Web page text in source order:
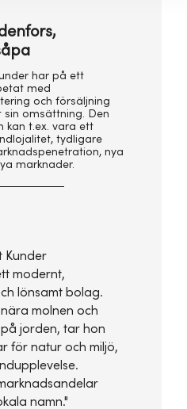
har på ett
med
och försäljning
omsättning. Den
kan t.ex. vara ett
tydligare
nya
marknader.
Kunder
modernt,
lönsamt bolag.
molnen och
jorden, tar hon
för natur och miljö,
namn."